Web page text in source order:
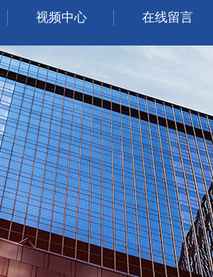
视频中心 在线留言